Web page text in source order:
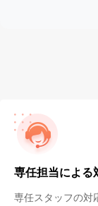
専任担当による
専任スタッフの対